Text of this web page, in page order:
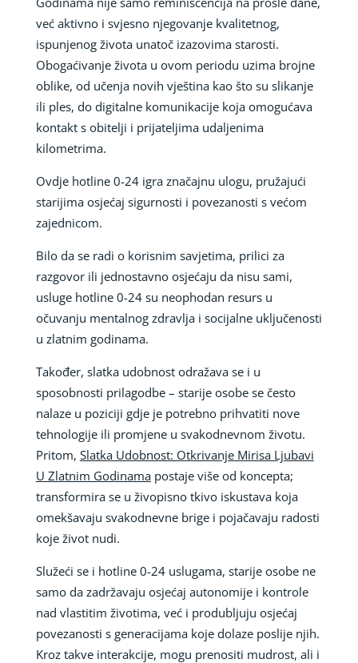
već aktivno i svjesno njegovanje kvalitetnog,
ispunjenog života unatoč izazovima starosti.
Obogaćivanje života u ovom periodu uzima brojne
oblike, od učenja novih vještina kao što su slikanje
ili ples, do digitalne komunikacije koja omogućava
kontakt s obitelji i prijateljima udaljenima
kilometrima.
Ovdje hotline 0-24 igra značajnu ulogu, pružajući
starijima osjećaj sigurnosti i povezanosti s većom
zajednicom.
Bilo da se radi o korisnim savjetima, prilici za
razgovor ili jednostavno osjećaju da nisu sami,
usluge hotline 0-24 su neophodan resurs u
očuvanju mentalnog zdravlja i socijalne uključenosti
u zlatnim godinama.
Također, slatka udobnost odražava se i u
sposobnosti prilagodbe – starije osobe se često
nalaze u poziciji gdje je potrebno prihvatiti nove
tehnologije ili promjene u svakodnevnom životu.
Pritom, Slatka Udobnost: Otkrivanje Mirisa Ljubavi
U Zlatnim Godinamapostaje više od koncepta;
transformira se u živopisno tkivo iskustava koja
omekšavaju svakodnevne brige i pojačavaju radosti
koje život nudi.
Služeći se i hotline 0-24 uslugama, starije osobe ne
samo da zadržavaju osjećaj autonomije i kontrole
nad vlastitim životima, već i produbljuju osjećaj
povezanosti s generacijama koje dolaze poslije njih.
Kroz takve interakcije, mogu prenositi mudrost, ali i